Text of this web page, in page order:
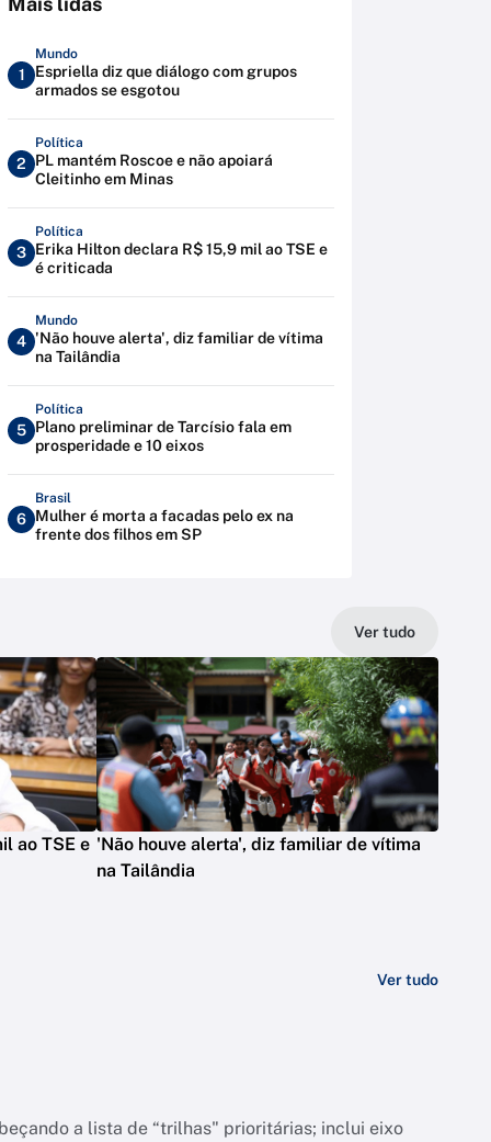
1
Mundo
Espriella diz que diálogo com grupos
armados se esgotou
2
Política
PL mantém Roscoe e não apoiará
Cleitinho em Minas
3
Política
Erika Hilton declara R$ 15,9 mil ao TSE e
é criticada
4
Mundo
'Não houve alerta', diz familiar de vítima
na Tailândia
5
Política
Plano preliminar de Tarcísio fala em
prosperidade e 10 eixos
6
Brasil
Mulher é morta a facadas pelo ex na
frente dos filhos em SP
Ver tudo
ao TSE e 'Não houve alerta', diz familiar de vítima
na Tailândia
Ver tudo
a lista de “trilhas" prioritárias; inclui eixo